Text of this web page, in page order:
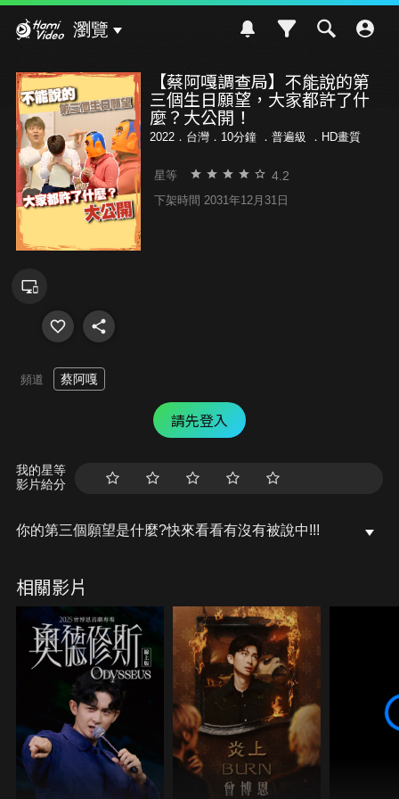
瀏覽
【蔡阿嘎調查局】不能說的第
三個生日願望，大家都許了什
麼？大公開！
2022．台灣．10分鐘 ． 普遍級 ．HD畫質
星等 4.2
下架時間 2031年12月31日
頻道 蔡阿嘎
請先登入
我的星等
影片給分
你的第三個願望是什麼?快來看看有沒有被說中!!!
相關影片